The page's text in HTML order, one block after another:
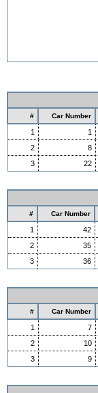
# Car Number
1 1
2
8
3
22
# Car Number
1 42
2
35
3
36
# Car Number
1 7
2
10
3
9